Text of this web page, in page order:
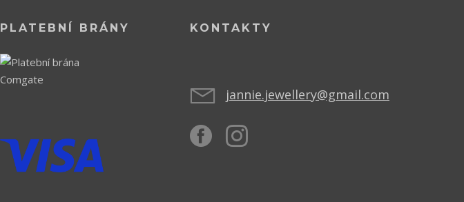
PLATEBNÍ BRÁNY KONTAKTY
jannie.jewellery@gmail.com